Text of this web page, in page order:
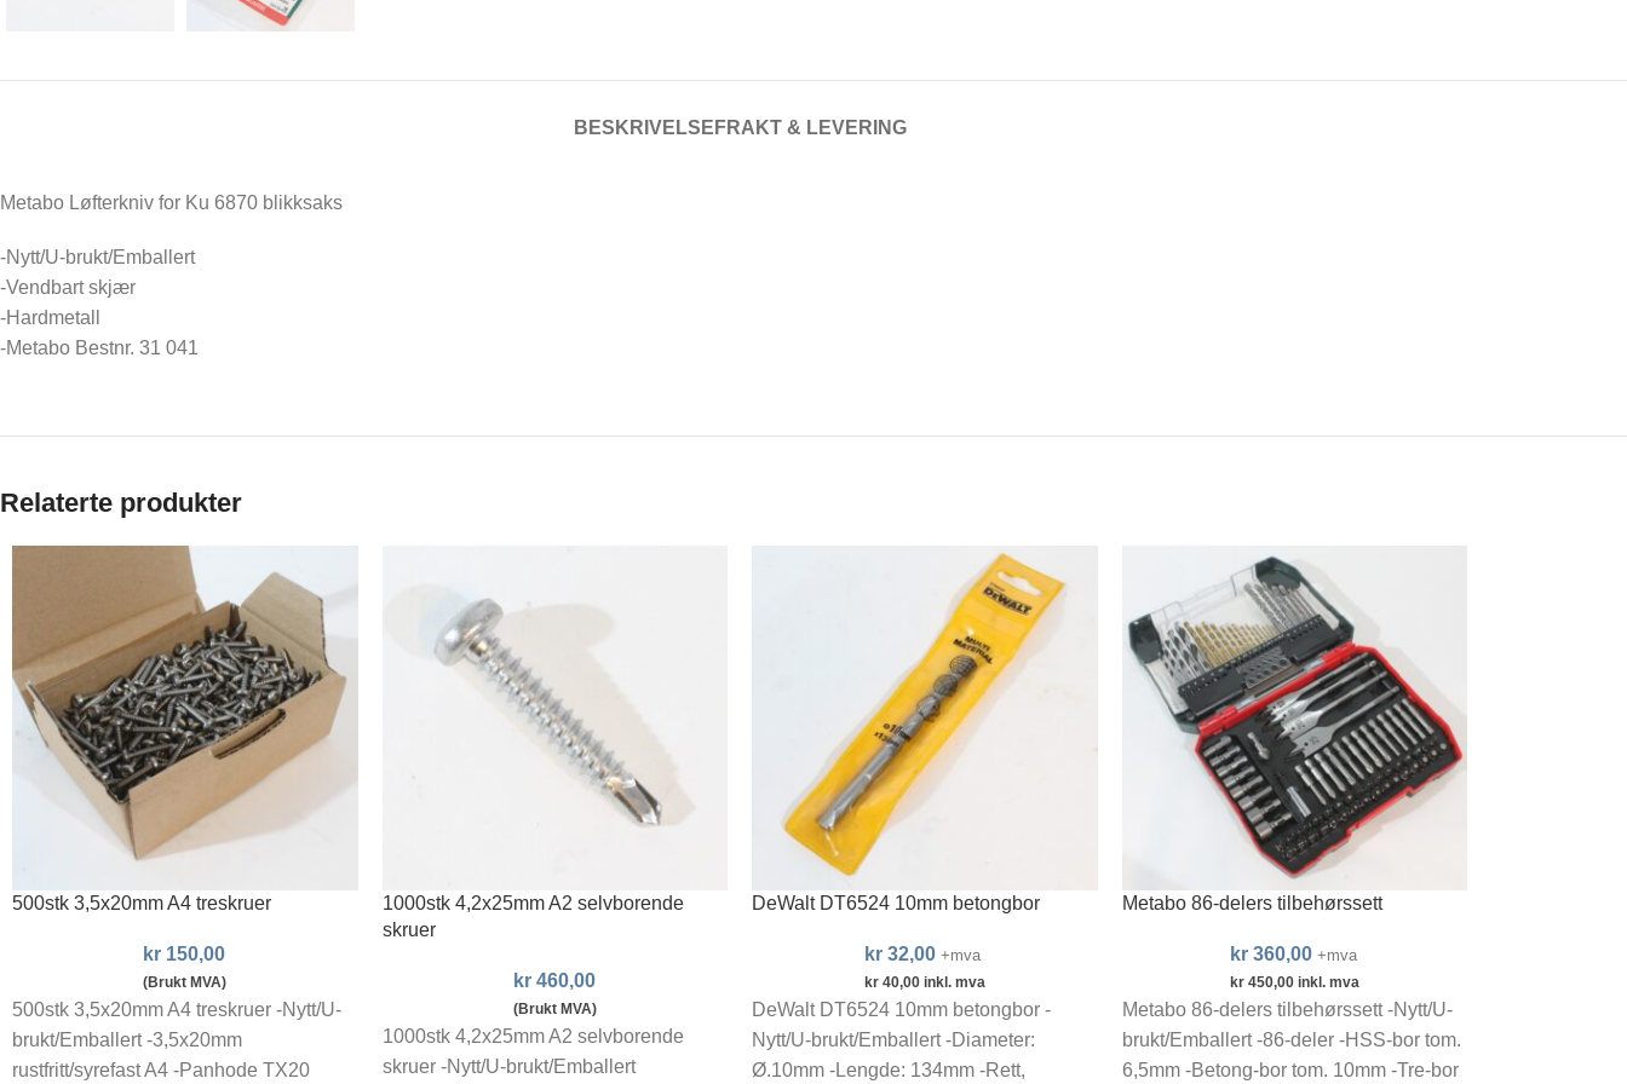
BESKRIVELSE FRAKT & LEVERING
Metabo Løfterkniv for Ku 6870 blikksaks
-Nytt/U-brukt/Emballert
-Vendbart skjær
-Hardmetall
-Metabo Bestnr. 31 041
Relaterte produkter
500stk 3,5x20mm A4 treskruer
kr 150,00
(Brukt MVA)
500stk 3,5x20mm A4 treskruer -Nytt/U-
brukt/Emballert -3,5x20mm
rustfritt/syrefast A4 -Panhode TX20
1000stk 4,2x25mm A2 selvborende
skruer
kr460,00
(Brukt MVA)
1000stk 4,2x25mm A2 selvborende
skruer -Nytt/U-brukt/Emballert
DeWalt DT6524 10mm betongbor
kr32,00 +mva
kr40,00inkl. mva
DeWalt DT6524 10mm betongbor -
Nytt/U-brukt/Emballert -Diameter:
Ø.10mm -Lengde: 134mm -Rett,
Metabo 86-delers tilbehørssett
kr360,00 +mva
kr450,00inkl. mva
Metabo 86-delers tilbehørssett -Nytt/U-
brukt/Emballert -86-deler -HSS-bor tom.
6,5mm -Betong-bor tom. 10mm -Tre-bor